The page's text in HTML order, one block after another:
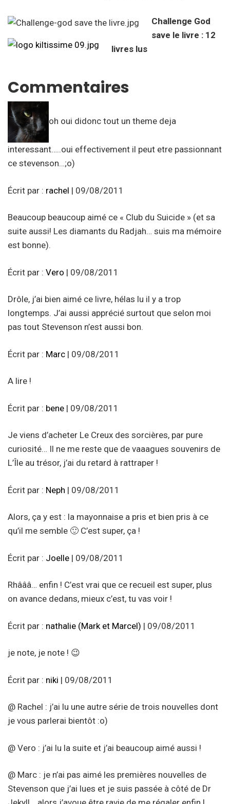
Challenge God
save le livre : 12
livres lus
Commentaires
oh oui didonc tout un theme deja
interessant…..oui effectivement il peut etre passionnant
ce stevenson…;o)
Écrit par : rachel | 09/08/2011
Beaucoup beaucoup aimé ce « Club du Suicide » (et sa
suite aussi! Les diamants du Radjah… suis ma mémoire
est bonne).
Écrit par : Vero | 09/08/2011
Drôle, j’ai bien aimé ce livre, hélas lu il y a trop
longtemps. J’ai aussi apprécié surtout que selon moi
pas tout Stevenson n’est aussi bon.
Écrit par : Marc | 09/08/2011
A lire !
Écrit par : bene | 09/08/2011
Je viens d’acheter Le Creux des sorcières, par pure
curiosité… Il ne me reste que de vaaagues souvenirs de
L’Île au trésor, j’ai du retard à rattraper !
Écrit par : Neph | 09/08/2011
Alors, ça y est : la mayonnaise a pris et bien pris à ce
qu’il me semble 🙂 C’est super, ça !
Écrit par : Joelle | 09/08/2011
Rhâââ… enfin ! C’est vrai que ce recueil est super, plus
on avance dedans, mieux c’est, tu vas voir !
Écrit par : nathalie (Mark et Marcel) | 09/08/2011
je note, je note ! 😉
Écrit par : niki | 09/08/2011
@ Rachel : j’ai lu une autre série de trois nouvelles dont
je vous parlerai bientôt :o)
@ Vero : j’ai lu la suite et j’ai beaucoup aimé aussi !
@ Marc : je n’ai pas aimé les premières nouvelles de
Stevenson que j’ai lues et je suis passée à côté de Dr